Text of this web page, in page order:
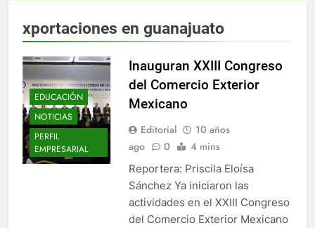
xportaciones en guanajuato
EDUCACIÓN
NOTICIAS
PERFIL
EMPRESARIAL
Inauguran XXIII Congreso
del Comercio Exterior
Mexicano
Editorial
10 años
ago
0 4 mins
Reportera: Priscila Eloísa
Sánchez Ya iniciaron las
actividades en el XXIII Congreso
del Comercio Exterior Mexicano